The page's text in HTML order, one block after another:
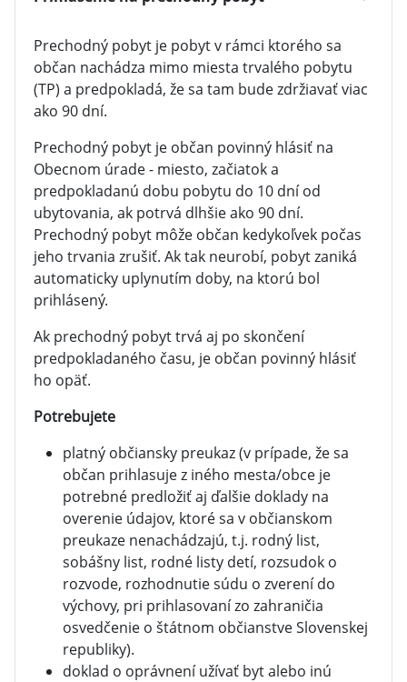
Prechodný pobyt je pobyt v rámci ktorého sa
občan nachádza mimo miesta trvalého pobytu
(TP) a predpokladá, že sa tam bude zdržiavať viac
ako 90 dní.
Prechodný pobyt je občan povinný hlásiť na
Obecnom úrade - miesto, začiatok a
predpokladanú dobu pobytu do 10 dní od
ubytovania, ak potrvá dlhšie ako 90 dní.
Prechodný pobyt môže občan kedykoľvek počas
jeho trvania zrušiť. Ak tak neurobí, pobyt zaniká
automaticky uplynutím doby, na ktorú bol
prihlásený.
Ak prechodný pobyt trvá aj po skončení
predpokladaného času, je občan povinný hlásiť
ho opäť.
Potrebujete
platný občiansky preukaz (v prípade, že sa
občan prihlasuje z iného mesta/obce je
potrebné predložiť aj ďalšie doklady na
overenie údajov, ktoré sa v občianskom
preukaze nenachádzajú, t.j. rodný list,
sobášny list, rodné listy detí, rozsudok o
rozvode, rozhodnutie súdu o zverení do
výchovy, pri prihlasovaní zo zahraničia
osvedčenie o štátnom občianstve Slovenskej
republiky).
doklad o oprávnení užívať byt alebo inú